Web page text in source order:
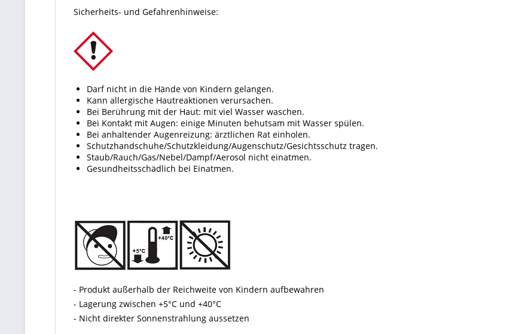
Sicherheits- und Gefahrenhinweise:
Darf nicht in die Hände von Kindern gelangen.
Kann allergische Hautreaktionen verursachen.
Bei Berührung mit der Haut: mit viel Wasser waschen.
Bei Kontakt mit Augen: einige Minuten behutsam mit Wasser spülen.
Bei anhaltender Augenreizung: ärztlichen Rat einholen.
Schutzhandschuhe/Schutzkleidung/Augenschutz/Gesichtsschutz tragen.
Staub/Rauch/Gas/Nebel/Dampf/Aerosol nicht einatmen.
Gesundheitsschädlich bei Einatmen.
- Produkt außerhalb der Reichweite von Kindern aufbewahren
- Lagerung zwischen +5°C und +40°C
- Nicht direkter Sonnenstrahlung aussetzen